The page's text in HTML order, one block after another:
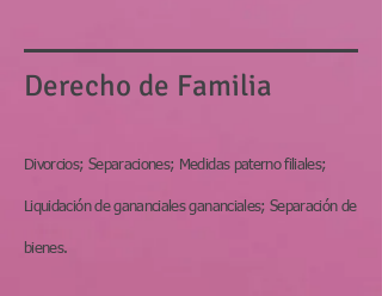
Derecho de Familia
Divorcios; Separaciones; Medidas paterno filiales;
Liquidación de gananciales gananciales; Separación de
bienes.